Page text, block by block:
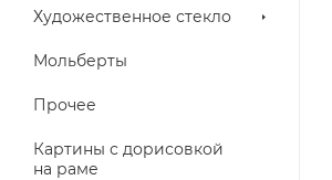
Художественное стекло
Мольберты
Прочее
Картины с дорисовкой
на раме